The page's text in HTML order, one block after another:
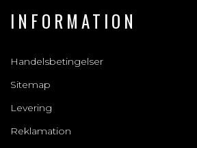
INFORMATION
Handelsbetingelser
Sitemap
Levering
Reklamation